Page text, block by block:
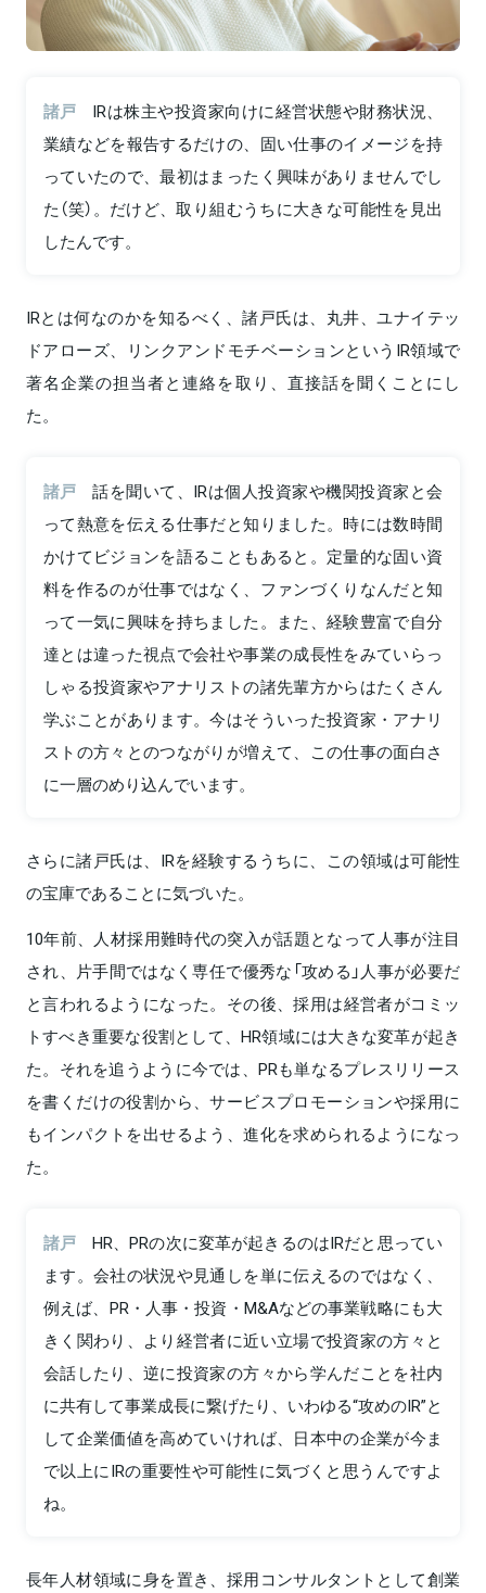
諸戸
IRは株主や投資家向けに経営状態や財務状況、
業績などを報告するだけの、固い仕事のイメージを持
っていたので、最初はまったく興味がありませんでし
た（笑）。だけど、取り組むうちに大きな可能性を見出
したんです。
IRとは何なのかを知るべく、諸戸氏は、丸井、ユナイテッ
ドアローズ、リンクアンドモチベーションというIR領域で
著名企業の担当者と連絡を取り、直接話を聞くことにし
た。
諸戸
話を聞いて、IRは個人投資家や機関投資家と会
って熱意を伝える仕事だと知りました。時には数時間
かけてビジョンを語ることもあると。定量的な固い資
料を作るのが仕事ではなく、ファンづくりなんだと知
って一気に興味を持ちました。また、経験豊富で自分
達とは違った視点で会社や事業の成長性をみていらっ
しゃる投資家やアナリストの諸先輩方からはたくさん
学ぶことがあります。今はそういった投資家・アナリ
ストの方々とのつながりが増えて、この仕事の面白さ
に一層のめり込んでいます。
さらに諸戸氏は、IRを経験するうちに、この領域は可能性
の宝庫であることに気づいた。
10年前、人材採用難時代の突入が話題となって人事が注目
され、片手間ではなく専任で優秀な「攻める」人事が必要だ
と言われるようになった。その後、採用は経営者がコミッ
トすべき重要な役割として、HR領域には大きな変革が起き
た。それを追うように今では、PRも単なるプレスリリース
を書くだけの役割から、サービスプロモーションや採用に
もインパクトを出せるよう、進化を求められるようになっ
た。
諸戸
HR、PRの次に変革が起きるのはIRだと思ってい
ます。会社の状況や見通しを単に伝えるのではなく、
例えば、PR・人事・投資・M&Aなどの事業戦略にも大
きく関わり、より経営者に近い立場で投資家の方々と
会話したり、逆に投資家の方々から学んだことを社内
に共有して事業成長に繋げたり、いわゆる“攻めのIR”と
して企業価値を高めていければ、日本中の企業が今ま
で以上にIRの重要性や可能性に気づくと思うんですよ
ね。
長年人材領域に身を置き、採用コンサルタントとして創業